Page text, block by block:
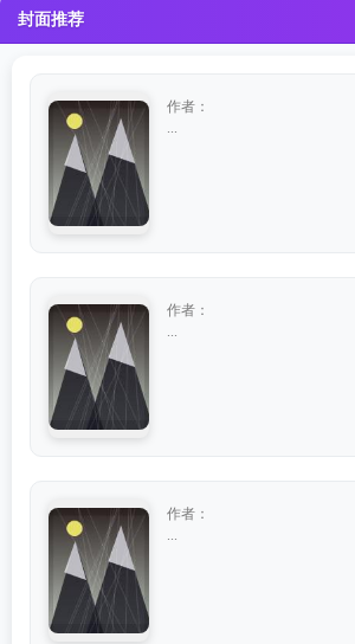
封面推荐
作者：
作者：
作者：